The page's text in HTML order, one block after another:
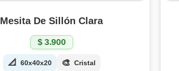
Mesita De Sillón Clara
📐 60x40x20 🎨 Cristal
$3.900